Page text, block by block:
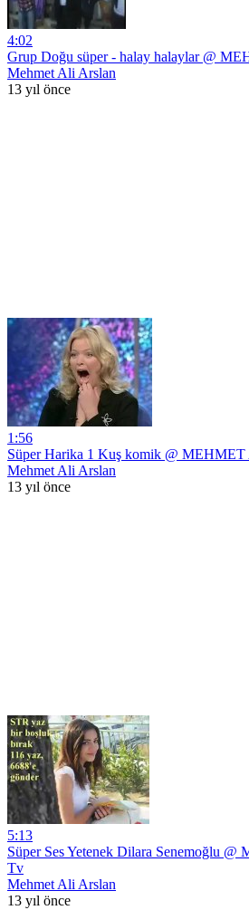
4:02
Grup Doğu süper - halay halaylar @
Mehmet Ali Arslan
13 yıl önce
1:56
Süper Harika 1 Kuş komik @
Mehmet Ali Arslan
13 yıl önce
5:13
Süper Ses Yetenek Dilara Senemoğlu
Tv
Mehmet Ali Arslan
13 yıl önce